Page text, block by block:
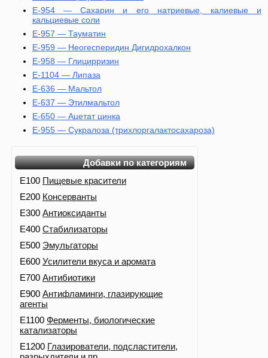
E-954 — Сахарин и его натриевые, калиевые и
кальциевые соли
E-957 — Тауматин
E-959 — Неогесперидин Дигидрохалкон
E-958 — Глицирризин
E-1104 — Липаза
E-636 — Мальтол
E-637 — Этилмальтол
E-650 — Ацетат цинка
E-955 — Сукралоза (трихлоргалактосахароза)
Добавки по категориям
E100 Пищевые красители
E200 Консерванты
E300 Антиоксиданты
E400 Стабилизаторы
E500 Эмульгаторы
E600 Усилители вкуса и аромата
E700 Антибиотики
E900 Антифламинги, глазирующие
агенты
E1100 Ферменты, биологические
катализаторы
E1200 Глазирователи, подсластители,